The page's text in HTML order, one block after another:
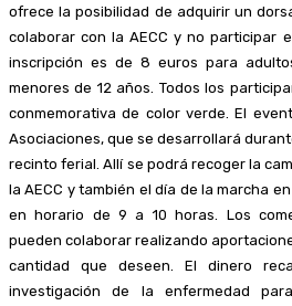
ofrece la posibilidad de adquirir un
colaborar con la AECC y no participar
inscripción es de 8 euros para
menores de 12 años. Todos los
conmemorativa de color verde. El
Asociaciones, que se desarrollará
recinto ferial. Allí se podrá recoger la
la AECC y también el día de la marcha
en horario de 9 a 10 horas. Los
pueden colaborar realizando
cantidad que deseen. El dinero
investigación de la enfermedad